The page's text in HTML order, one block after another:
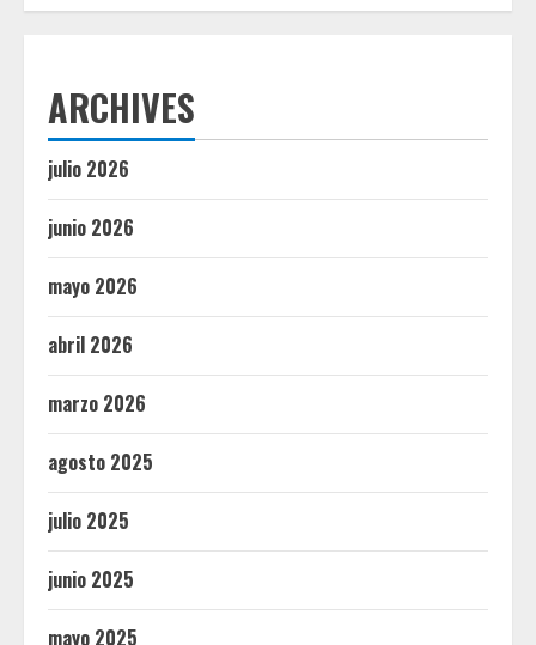
ARCHIVES
julio 2026
junio 2026
mayo 2026
abril 2026
marzo 2026
agosto 2025
julio 2025
junio 2025
mayo 2025